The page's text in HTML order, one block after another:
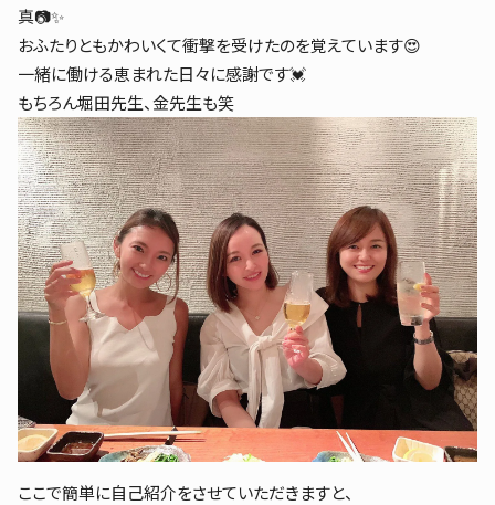
真📷✨
おふたりともかわいくて衝撃を受けたのを覚えています😍
一緒に働ける恵まれた日々に感謝です💓
もちろん堀田先生、金先生も笑
ここで簡単に自己紹介をさせていただきますと、